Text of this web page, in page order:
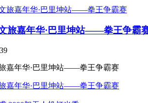
旅嘉年华·巴里坤站——拳王争霸
嘉年华·巴里坤站——拳王争霸赛
嘉年华·巴里坤站——拳王争霸赛